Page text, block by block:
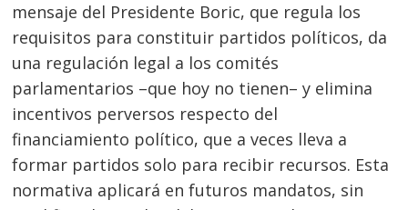
mensaje del Presidente Boric, que regula los
requisitos para constituir partidos políticos, da
una regulación legal a los comités
parlamentarios –que hoy no tienen– y elimina
incentivos perversos respecto del
financiamiento político, que a veces lleva a
formar partidos solo para recibir recursos. Esta
normativa aplicará en futuros mandatos, sin
Navegación
de
entradas